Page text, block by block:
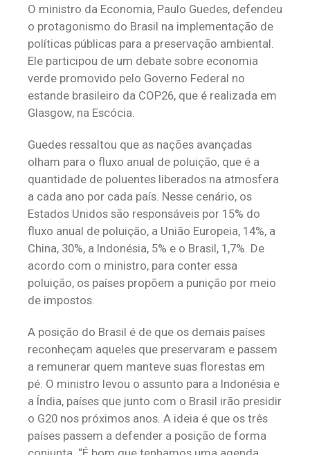
O ministro da Economia, Paulo Guedes, defendeu
o protagonismo do Brasil na implementação de
políticas públicas para a preservação ambiental.
Ele participou de um debate sobre economia
verde promovido pelo Governo Federal no
estande brasileiro da COP26, que é realizada em
Glasgow, na Escócia.
Guedes ressaltou que as nações avançadas
olham para o fluxo anual de poluição, que é a
quantidade de poluentes liberados na atmosfera
a cada ano por cada país. Nesse cenário, os
Estados Unidos são responsáveis por 15% do
fluxo anual de poluição, a União Europeia, 14%, a
China, 30%, a Indonésia, 5% e o Brasil, 1,7%. De
acordo com o ministro, para conter essa
poluição, os países propõem a punição por meio
de impostos.
A posição do Brasil é de que os demais países
reconheçam aqueles que preservaram e passem
a remunerar quem manteve suas florestas em
pé. O ministro levou o assunto para a Indonésia e
a Índia, países que junto com o Brasil irão presidir
o G20 nos próximos anos. A ideia é que os três
países passem a defender a posição de forma